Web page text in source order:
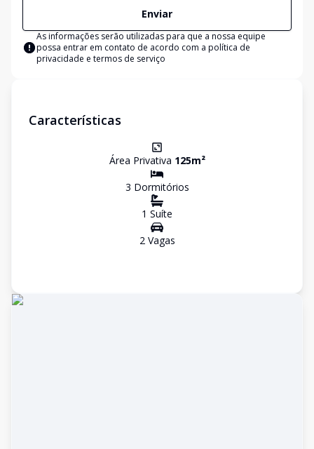
Enviar
As informações serão utilizadas para que a nossa equipe
possa entrar em contato de acordo com a política de
privacidade e termos de serviço
Características
Área Privativa 125m²
3 Dormitórios
1 Suíte
2Vagas